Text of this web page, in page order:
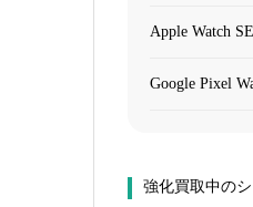
Apple Watch
Google Pixel
強化買取中の